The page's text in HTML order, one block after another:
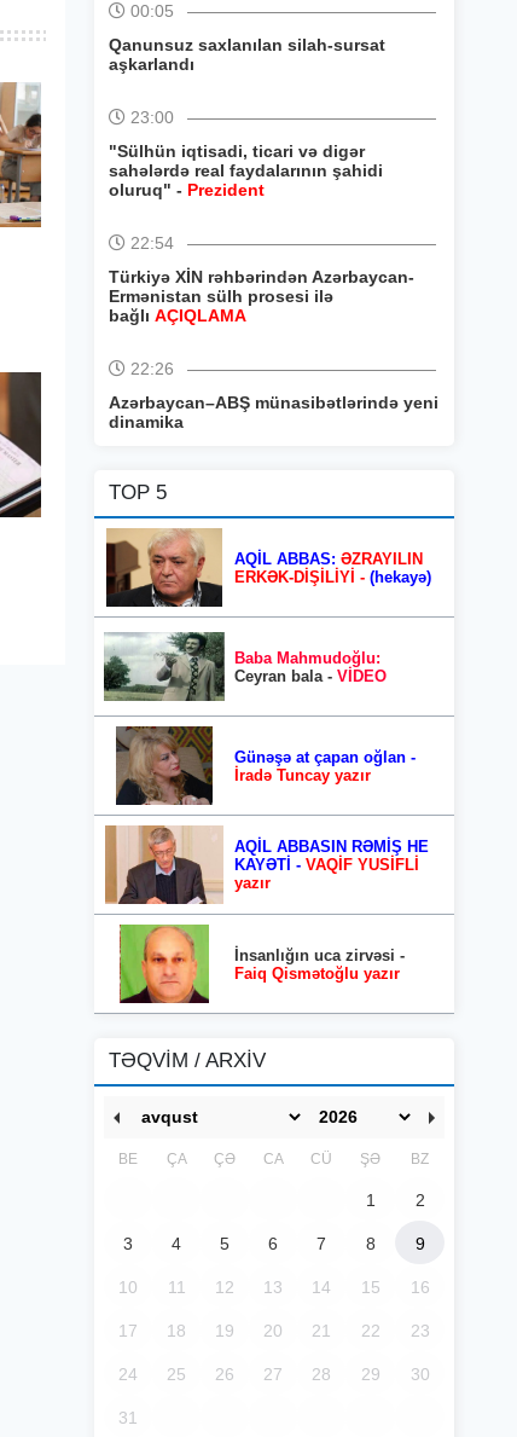
00:05
Qanunsuz saxlanılan silah-sursat
aşkarlandı
23:00
"Sülhün iqtisadi, ticari və digər
sahələrdə real faydalarının şahidi
oluruq" - Prezident
22:54
Türkiyə XİN rəhbərindən Azərbaycan-
Ermənistan sülh prosesi ilə
bağlı AÇIQLAMA
22:26
Azərbaycan–ABŞ münasibətlərində yeni
dinamika
TOP 5
AQİL ABBAS: ƏZRAYILIN
ERKƏK-DİŞİLİYİ - (hekayə)
Baba Mahmudoğlu:
Ceyran bala - VİDEO
Günəşə at çapan oğlan -
İradə Tuncay yazır
AQİL ABBASIN RƏMİŞ HE
KAYƏTİ - VAQİF YUSİFLİ
yazır
İnsanlığın uca zirvəsi -
Faiq Qismətoğlu yazır
TƏQVİM / ARXİV
BE ÇA ÇƏ CA CÜ ŞƏ BZ
1 2
3 4 5 6 7 8 9
10 11 12 13 14 15 16
17 18 19 20 21 22 23
24 25 26 27 28 29 30
31